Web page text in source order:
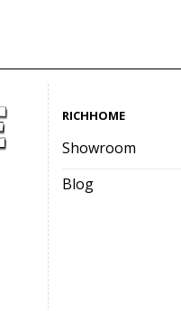
RICHHOME
Showroom
Blog